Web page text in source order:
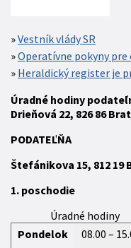
Vestník vlády SR
Operatívne pokyny pre
Heraldický register je
Úradné hodiny
Drieňová 22, 826 86
PODATEĽŇA
Štefánikova 15, 812 19
1. poschodie
Úradné hodiny
Pondelok
08.00 –